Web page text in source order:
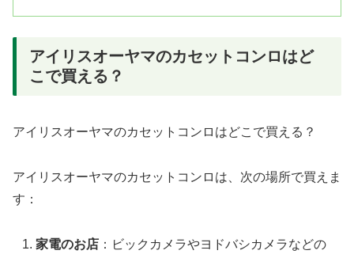
アイリスオーヤマのカセットコンロはど
こで買える？
アイリスオーヤマのカセットコンロはどこで買える？
アイリスオーヤマのカセットコンロは、次の場所で買えま
す：
家電のお店 ：ビックカメラやヨドバシカメラなどの